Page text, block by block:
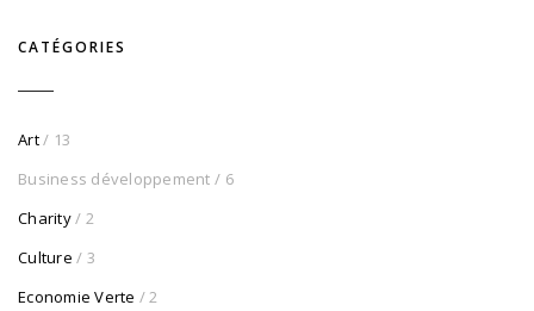
CATÉGORIES
Art/ 13
Business développement / 6
Charity/ 2
Culture / 3
Economie Verte / 2